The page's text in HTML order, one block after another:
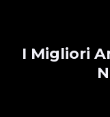
I Migliori